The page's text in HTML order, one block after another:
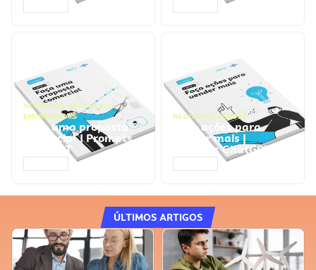
NEGÓCIOS, PROCESSOS
EMPRESARIAIS
Faça uma proposta
comercial | Prompts
ChatGPT
NEGÓCIOS, VENDAS
Faça ações para
vender mais |
Prompts ChatGPT
ÚLTIMOS ARTIGOS